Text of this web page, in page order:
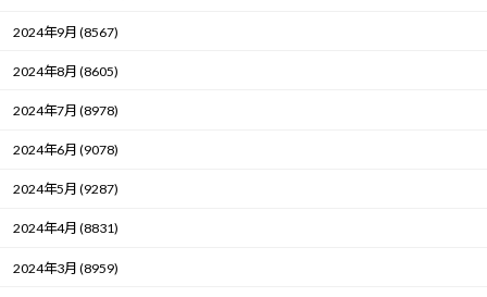
2024年9月 (8567)
2024年8月 (8605)
2024年7月 (8978)
2024年6月 (9078)
2024年5月 (9287)
2024年4月 (8831)
2024年3月 (8959)